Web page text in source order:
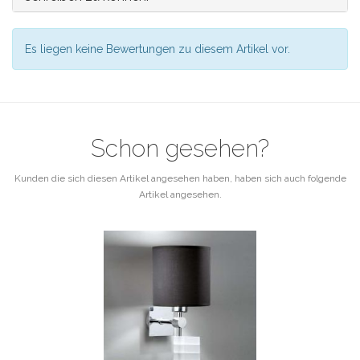
Es liegen keine Bewertungen zu diesem Artikel vor.
Schon gesehen?
Kunden die sich diesen Artikel angesehen haben, haben sich auch folgende
Artikel angesehen.